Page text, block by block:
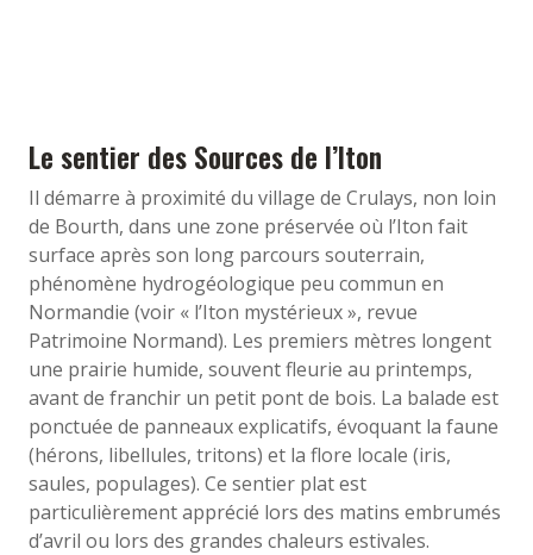
Le sentier des Sources de l’Iton
Il démarre à proximité du village de Crulays, non loin
de Bourth, dans une zone préservée où l’Iton fait
surface après son long parcours souterrain,
phénomène hydrogéologique peu commun en
Normandie (voir « l’Iton mystérieux », revue
Patrimoine Normand). Les premiers mètres longent
une prairie humide, souvent fleurie au printemps,
avant de franchir un petit pont de bois. La balade est
ponctuée de panneaux explicatifs, évoquant la faune
(hérons, libellules, tritons) et la flore locale (iris,
saules, populages). Ce sentier plat est
particulièrement apprécié lors des matins embrumés
d’avril ou lors des grandes chaleurs estivales.